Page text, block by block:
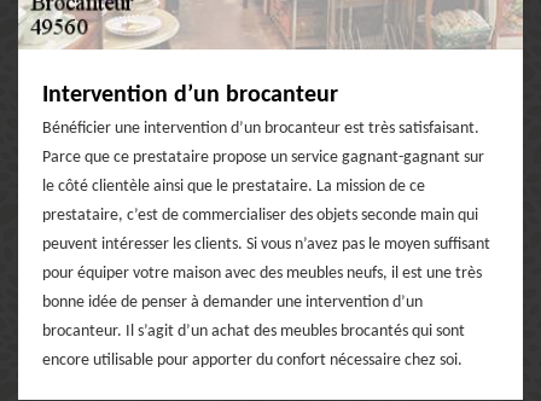
Intervention d’un brocanteur
Bénéficier une intervention d’un brocanteur est très satisfaisant.
Parce que ce prestataire propose un service gagnant-gagnant sur
le côté clientèle ainsi que le prestataire. La mission de ce
prestataire, c’est de commercialiser des objets seconde main qui
peuvent intéresser les clients. Si vous n’avez pas le moyen suffisant
pour équiper votre maison avec des meubles neufs, il est une très
bonne idée de penser à demander une intervention d’un
brocanteur. Il s’agit d’un achat des meubles brocantés qui sont
encore utilisable pour apporter du confort nécessaire chez soi.